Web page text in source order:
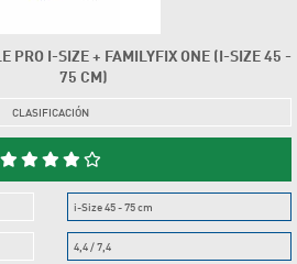
PRO I-SIZE + FAMILYFIX ONE (I-SIZE 45 -
75 CM)
CLASIFICACIÓN
i-Size 45 - 75 cm
4,4 / 7,4